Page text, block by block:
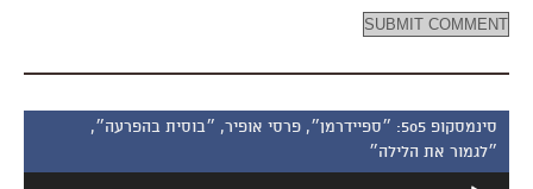
סינמסקופ 505: ״ספיידרמן״, פרסי אופיר, ״בוסית בהפרעה״,
״לגמור את הלילה״